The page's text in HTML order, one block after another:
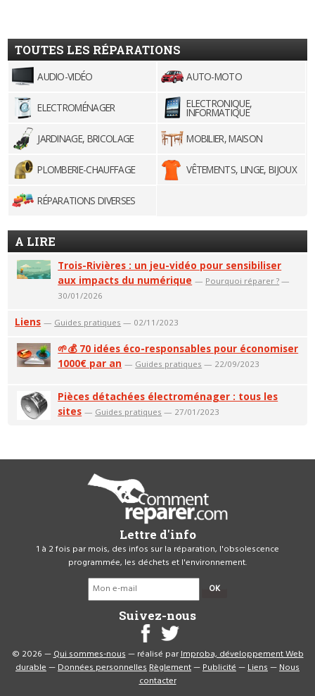
TOUTES LES RÉPARATIONS
AUDIO-VIDÉO AUTO-MOTO
ELECTROMÉNAGER ELECTRONIQUE,
INFORMATIQUE
JARDINAGE, BRICOLAGE
MOBILIER, MAISON
PLOMBERIE-CHAUFFAGE VÊTEMENTS, LINGE, BIJOUX
RÉPARATIONS DIVERSES
A LIRE
Trois-Rivières : un jeu-vidéo pour sensibiliser
aux impacts du numérique — Pourquoi réparer ? —
30/01/2026
Liens — Guides pratiques — 02/11/2023
🌱💰 70 idées éco-responsables pour économiser
1000€ par an — Guides pratiques — 22/09/2023
Pièces détachées électroménager : tous les
sites — Guides pratiques — 27/01/2023
Lettre d'info
1 à 2 fois par mois, des infos sur la réparation, l'obsolescence
programmée, les déchets et l'environnement.
OK
Suivez-nous
© 2026 —Qui sommes-nous— réalisé parImproba, développement Web
durable—Données personnellesRèglement—Publicité—Liens—Nous
contacter